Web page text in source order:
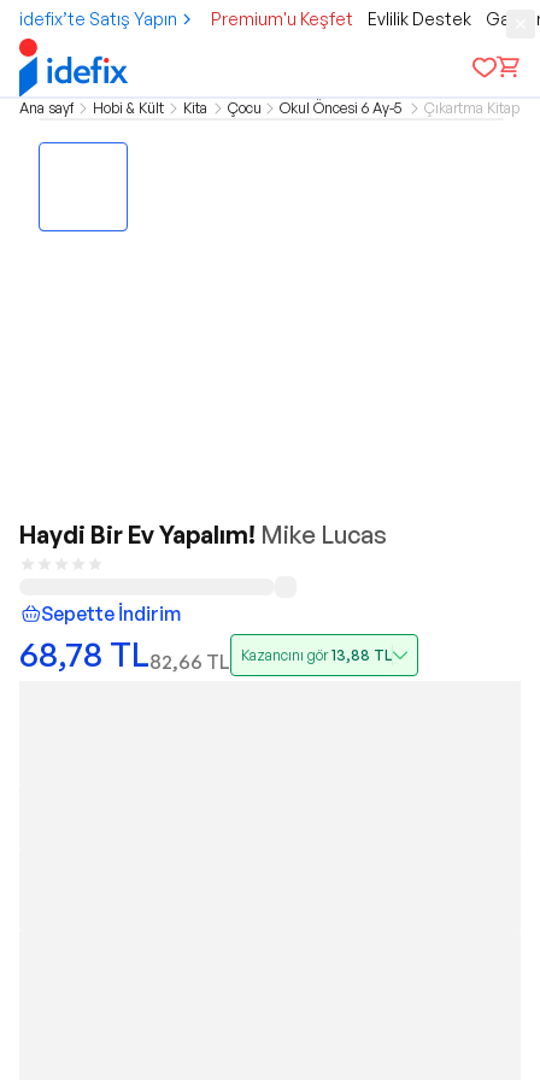
idefix’te Satış Yapın Premium'u Keşfet Evlilik Destek
Ana sayfa Hobi & Kültür Kitap Çocuk Okul Öncesi 6 Ay-5 YaşÇıkartma Kitapları
Haydi Bir Ev Yapalım! Mike Lucas
Sepette İndirim
68,78 TL82,66 TL Kazancını gör13,88 TL